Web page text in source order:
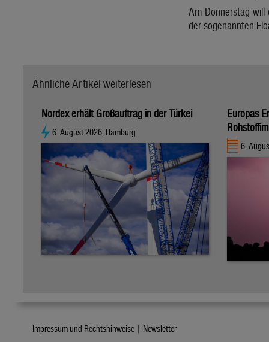
Am Donnerstag will
der sogenannten
Ähnliche Artikel weiterlesen
Nordex erhält Großauftrag in der Türkei
6. August 2026, Hamburg
Europas
6.
Impressum und Rechtshinweise | Newsletter